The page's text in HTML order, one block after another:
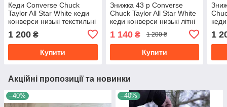
Кеди Converse Chuck
Taylor All Star White кеди
конверси низькі текстильні
1 200 ₴
Купити
Знижка 43 р Converse
Chuck Taylor All Star White
кеди конверси низькі літні
1 140₴ 1 200 ₴
Купити
1
Акційні пропозиції та новинки
–40% –40%